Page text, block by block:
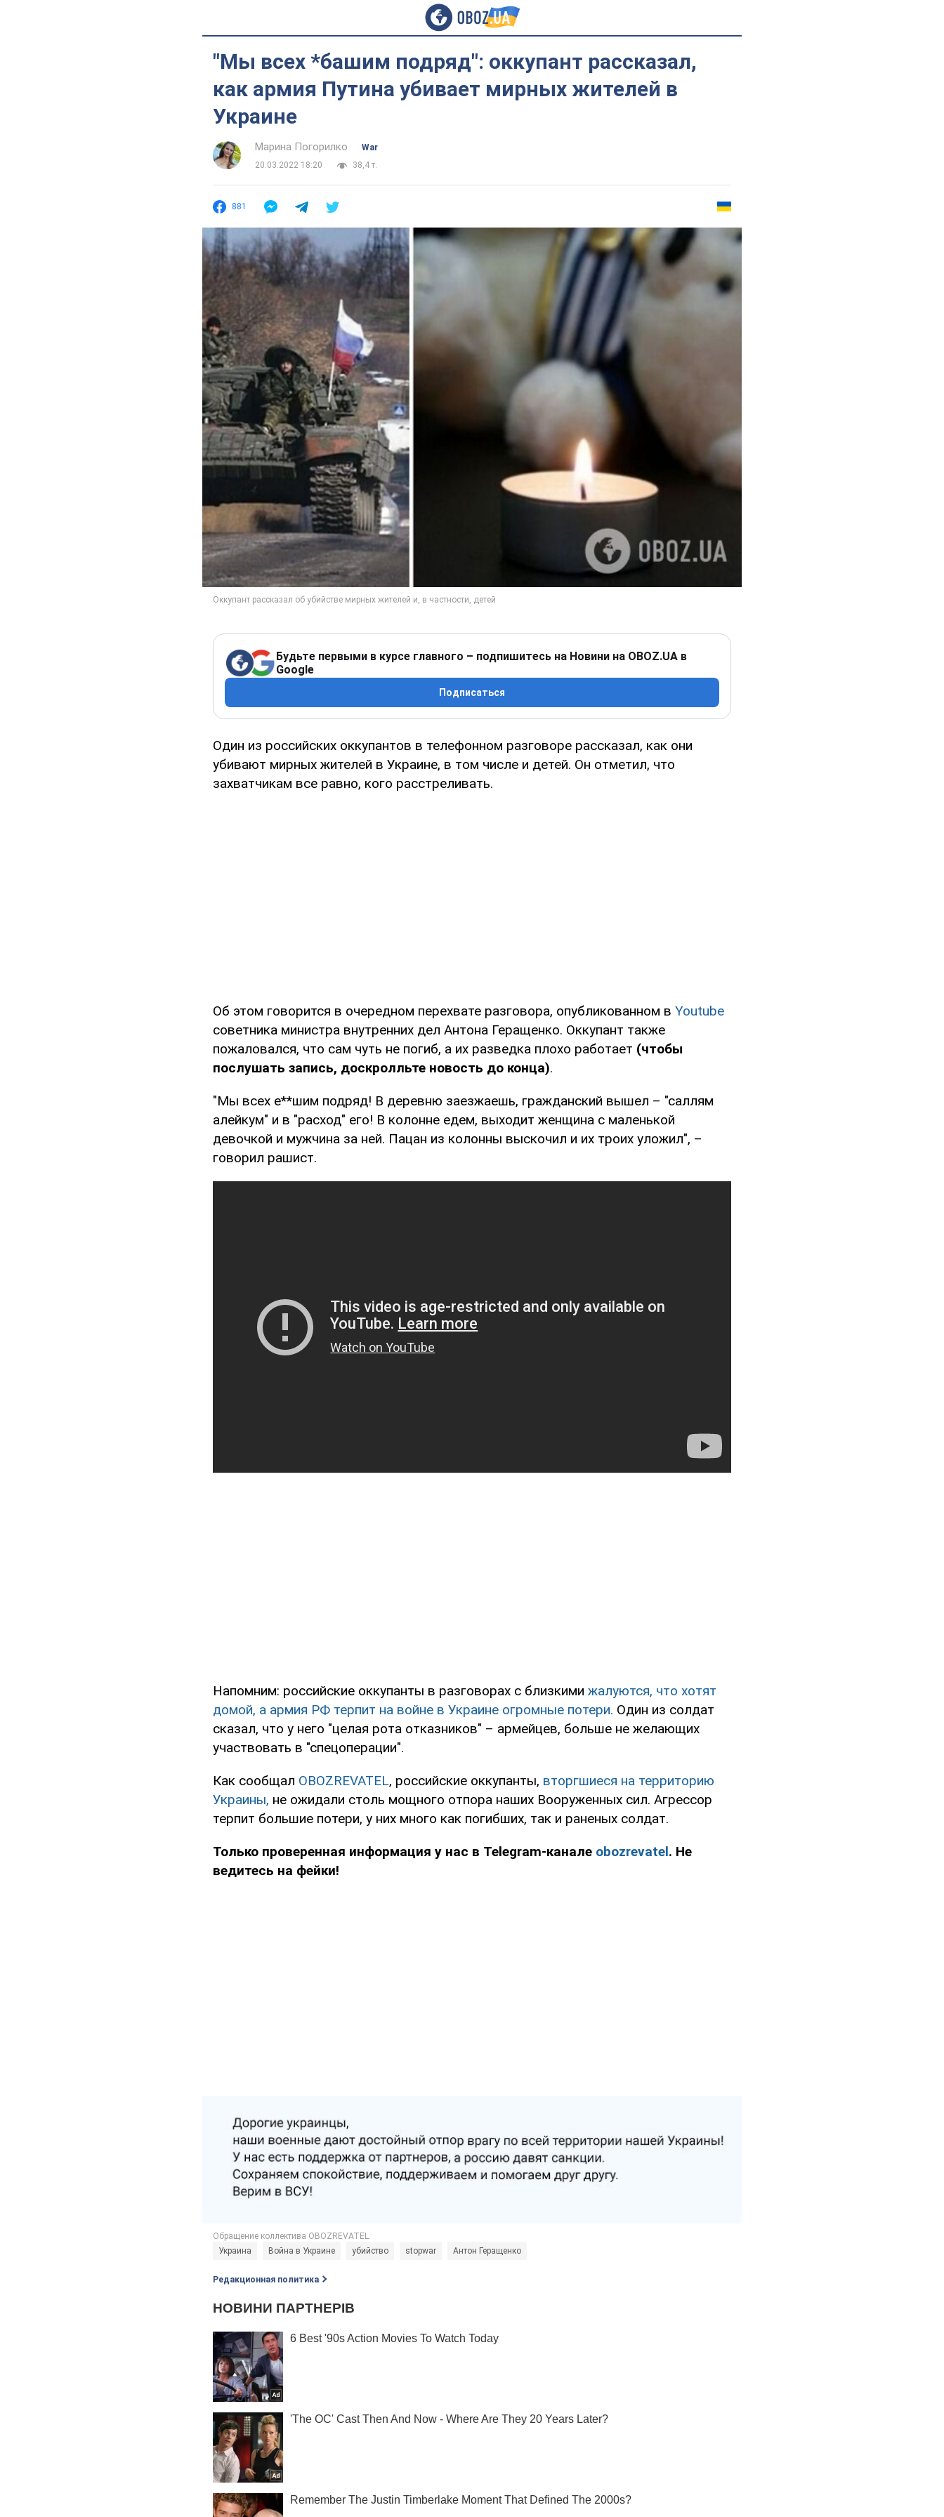
"Мы всех *башим подряд": оккупант рассказал,
как армия Путина убивает мирных жителей в
Украине
Марина Погорилко
War
20.03.2022 18:20
38,4 т.
881
Будьте первыми в курсе главного – подпишитесь на Новини на OBOZ.UA в
Google
Подписаться
Один из российских оккупантов в телефонном разговоре рассказал, как они
убивают мирных жителей в Украине, в том числе и детей. Он отметил, что
захватчикам все равно, кого расстреливать.
Об этом говорится в очередном перехвате разговора, опубликованном в Youtube
советника министра внутренних дел Антона Геращенко. Оккупант также
пожаловался, что сам чуть не погиб, а их разведка плохо работает (чтобы
послушать запись, доскролльте новость до конца).
"Мы всех е**шим подряд! В деревню заезжаешь, гражданский вышел – "саллям
алейкум" и в "расход" его! В колонне едем, выходит женщина с маленькой
девочкой и мужчина за ней. Пацан из колонны выскочил и их троих уложил", –
говорил рашист.
Напомним: российские оккупанты в разговорах с близкими жалуются, что хотят
домой, а армия РФ терпит на войне в Украине огромные потери. Один из солдат
сказал, что у него "целая рота отказников" – армейцев, больше не желающих
участвовать в "спецоперации".
Как сообщал OBOZREVATEL, российские оккупанты, вторгшиеся на территорию
Украины, не ожидали столь мощного отпора наших Вооруженных сил. Агрессор
терпит большие потери, у них много как погибших, так и раненых солдат.
Только проверенная информация у нас в Telegram-канале obozrevatel. Не
ведитесь на фейки!
Украина Война в Украине убийство stopwar Антон Геращенко
Редакционная политика